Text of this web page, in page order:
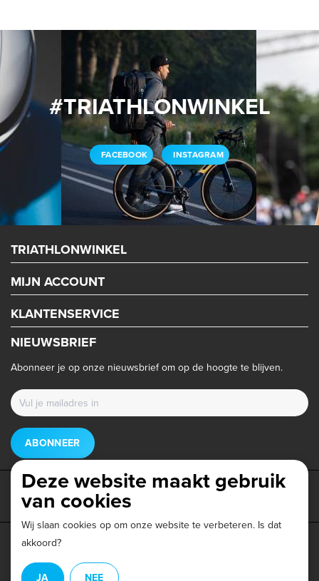
#TRIATHLONWINKEL
FACEBOOK INSTAGRAM
TRIATHLONWINKEL
MIJN ACCOUNT
KLANTENSERVICE
NIEUWSBRIEF
Abonneer je op onze nieuwsbrief om op de hoogte te blijven.
ABONNEER
Privacy beleid
© Copyright 2026 - Triathlonwinkel.nl | Realisatie
Deze website maakt gebruik
van cookies
Wij slaan cookies op om onze website te verbeteren. Is dat
akkoord?
JA NEE